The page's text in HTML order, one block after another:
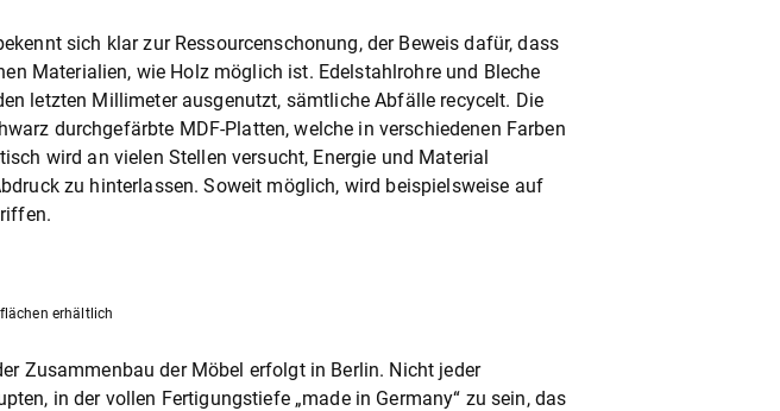
sich klar zur Ressourcenschonung, der Beweis dafür, dass
Materialien, wie Holz möglich ist. Edelstahlrohre und Bleche
letzten Millimeter ausgenutzt, sämtliche Abfälle recycelt. Die
durchgefärbte MDF-Platten, welche in verschiedenen Farben
wird an vielen Stellen versucht, Energie und Material
zu hinterlassen. Soweit möglich, wird beispielsweise auf
erhältlich
Zusammenbau der Möbel erfolgt in Berlin. Nicht jeder
in der vollen Fertigungstiefe „made in Germany“ zu sein, das